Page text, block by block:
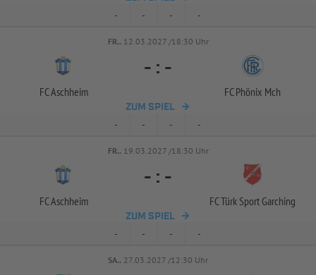
- - - -
FR.. 12.03.2027 /18:30 Uhr
FC Aschheim
- : -
FC Phönix Mch
ZUM SPIEL
- - - -
FR.. 19.03.2027 /18:30 Uhr
FC Aschheim
- : -
FC Türk Sport Garching
ZUM SPIEL
- - - -
SA.. 27.03.2027 /12:30 Uhr